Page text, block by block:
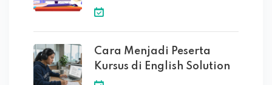
Cara Menjadi Peserta
Kursus di English Solution